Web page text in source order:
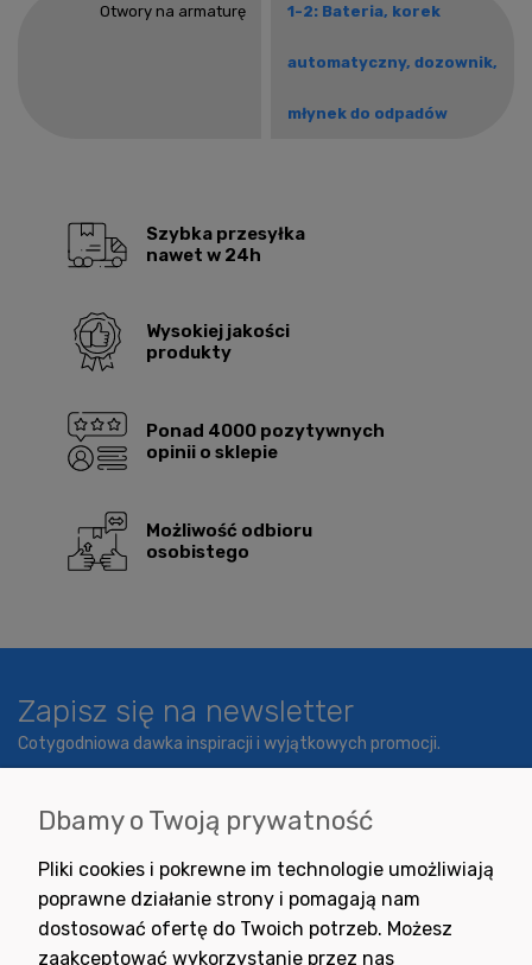
Otwory na armaturę 1-2: Bateria, korek
automatyczny, dozownik,
młynek do odpadów
Szybka przesyłka
nawet w 24h
Wysokiej jakości
produkty
Ponad 4000 pozytywnych
opinii o sklepie
Możliwość odbioru
osobistego
Zapisz się na newsletter
Cotygodniowa dawka inspiracji i wyjątkowych promocji.
Wyrażam zgodę na otrzymywanie newslettera z inspiracjami,
nowościami i promocjami.
Dbamy o Twoją prywatność
Pliki cookies i pokrewne im technologie umożliwiają
poprawne działanie strony i pomagają nam
dostosować ofertę do Twoich potrzeb. Możesz
zaakceptować wykorzystanie przez nas